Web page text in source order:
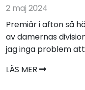
2 maj 2024
Premiär i afton så
av damernas
jag inga problem
LÄS MER